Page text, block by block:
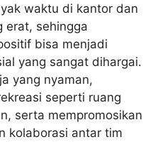
waktu di kantor dan
erat, sehingga
bisa menjadi
yang sangat dihargai.
yang nyaman,
seperti ruang
serta mempromosikan
kolaborasi antar tim